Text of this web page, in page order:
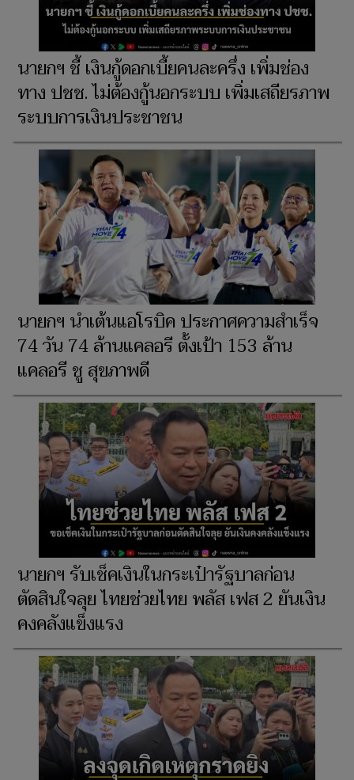
นายกฯ ชี้ เงินกู้ดอกเบี้ยคนละครึ่ง เพิ่มช่อง
ทาง ปชช. ไม่ต้องกู้นอกระบบ เพิ่มเสถียรภาพ
ระบบการเงินประชาชน
นายกฯ นำเต้นแอโรบิค ประกาศความสำเร็จ
74 วัน 74 ล้านแคลอรี ตั้งเป้า 153 ล้าน
แคลอรี ชู สุขภาพดี
นายกฯ รับเช็คเงินในกระเป๋ารัฐบาลก่อน
ตัดสินใจลุย ไทยช่วยไทย พลัส เฟส 2 ยันเงิน
คงคลังแข็งแรง